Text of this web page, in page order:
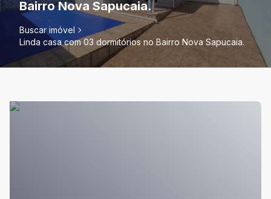
Bairro Nova Sapucaia.
Buscar imóvel
Linda casa com 03 dormitórios no Bairro Nova Sapucaia.